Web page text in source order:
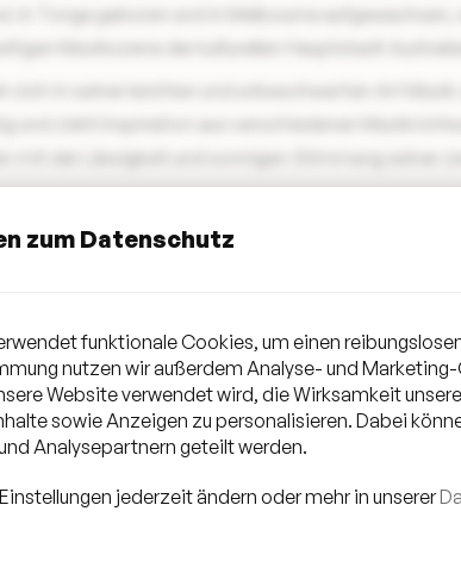
mit der Lässigkeit und sonnigen Stimmung seiner
FOLGEJOEL HAVEA AUF INSTAGRAM
zum Datenschutz
funktionale Cookies, um einen
nutzen wir außerdem Analyse- und
Website verwendet wird, die Wirksamkeit
sowie Anzeigen zu personalisieren. Dabei
Analysepartnern geteilt werden.
jederzeit ändern oder mehr in unserer